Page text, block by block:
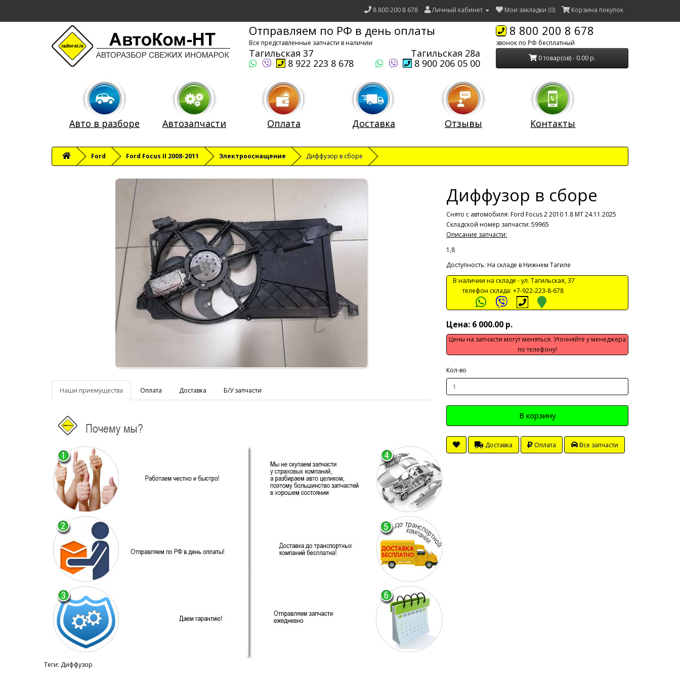
8 800 200 8 678 Личный кабинет Мои закладки (0) Корзина покупок
Отправляем по РФ в день оплаты
Все представленные запчасти в наличии
Тагильская 37
Тагильская 28а
8 922 223 8 678
8 900 206 05 00
8 800 200 8 678
звонок по РФ бесплатный
0 товар(ов) - 0.00 р.
Авто в разборе Автозапчасти Оплата Доставка Отзывы Контакты
Ford Ford Focus II 2008-2011 Электрооснащение Диффузор в сборе
Наши приемущества Оплата Доставка Б/У запчасти
Диффузор в сборе
Снято с автомобиля: Ford Focus 2 2010 1.8 МТ 24.11.2025
Складской номер запчасти: 59965
Описание запчасти:
1,8
Доступность: На складе в Нижнем Тагиле
В наличии на складе -ул. Тагильская, 37
телефон склада: +7-922-223-8-678
Цена: 6 000.00 р.
Цены на запчасти могут меняться. Уточняйте у менеджера
по телефону!
Кол-во
В корзину
Доставка Оплата Все запчасти
Теги: Диффузор